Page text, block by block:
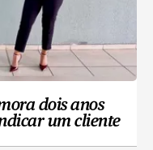
dois anos
um cliente